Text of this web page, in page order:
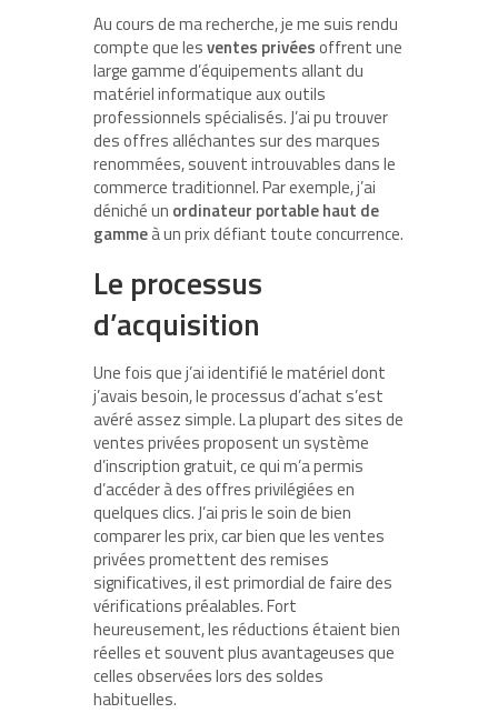
Au cours de ma recherche, je me suis rendu
compte que lesventes privéesoffrent une
large gamme d’équipements allant du
matériel informatique aux outils
professionnels spécialisés. J’ai pu trouver
des offres alléchantes sur des marques
renommées, souvent introuvables dans le
commerce traditionnel. Par exemple, j’ai
déniché un ordinateur portable haut de
gammeà un prix défiant toute concurrence.
Le processus
d’acquisition
Une fois que j’ai identifié le matériel dont
j’avais besoin, le processus d’achat s’est
avéré assez simple. La plupart des sites de
ventes privées proposent un système
d’inscription gratuit, ce qui m’a permis
d’accéder à des offres privilégiées en
quelques clics. J’ai pris le soin de bien
comparer les prix, car bien que les ventes
privées promettent des remises
significatives, il est primordial de faire des
vérifications préalables. Fort
heureusement, les réductions étaient bien
réelles et souvent plus avantageuses que
celles observées lors des soldes
habituelles.